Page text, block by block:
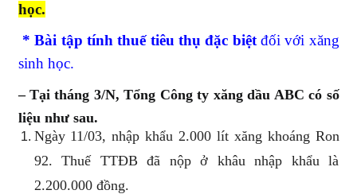
học.
* Bài tập tính thuế tiêu thụ đặc biệtđối với xăng
sinh học.
– Tại tháng 3/N, Tổng Công ty xăng dầu ABC có số
liệu như sau.
Ngày 11/03, nhập khẩu 2.000 lít xăng khoáng Ron
92. Thuế TTĐB đã nộp ở khâu nhập khẩu là
2.200.000 đồng.